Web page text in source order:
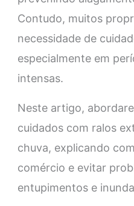
Contudo, muitos
necessidade de
especialmente em
intensas.
Neste artigo,
cuidados com ralos
chuva, explicando
comércio e evitar
entupimentos e